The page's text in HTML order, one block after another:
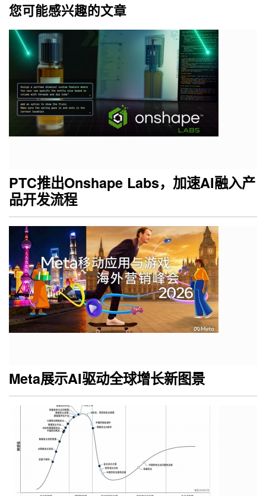
您可能感兴趣的文章
PTC推出Onshape Labs，加速AI融入产
品开发流程
Meta展示AI驱动全球增长新图景